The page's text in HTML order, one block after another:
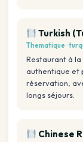
Turkish
Thematique ·
Restaurant à
authentique et
réservation,
longs séjours.
Chinese